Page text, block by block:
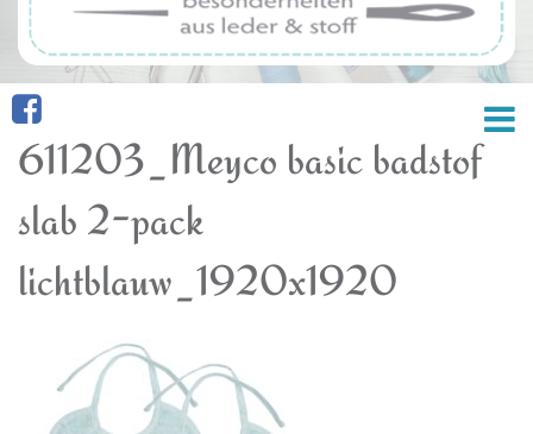
611203_Meyco basic badstof
slab 2-pack
lichtblauw_1920x1920